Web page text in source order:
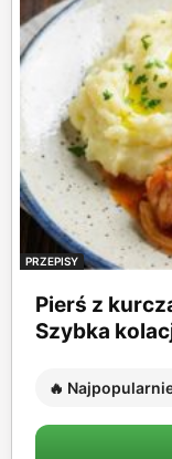
PRZEPISY
Pierś z
Szybka
🔥